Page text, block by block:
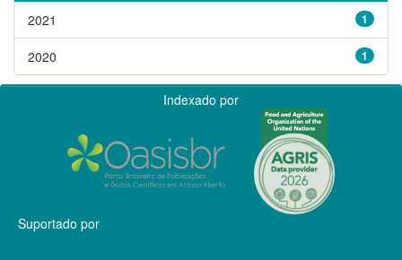
1
2021
1
2020
Indexado por
Suportado por